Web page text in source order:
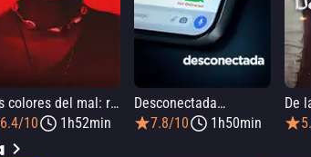
Los colores del mal: rojo
6.4/10
1h52min
Desconectada…
7.8/10
1h50min
De